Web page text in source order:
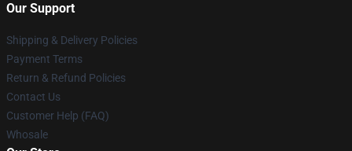
Our Support
Shipping & Delivery Policies
Payment Terms
Return & Refund Policies
Contact Us
Customer Help (FAQ)
Whosale